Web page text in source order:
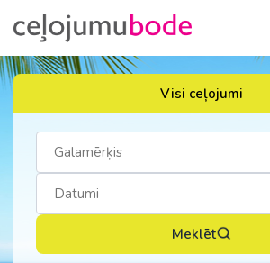
Visi ceļojumi
Meklēt